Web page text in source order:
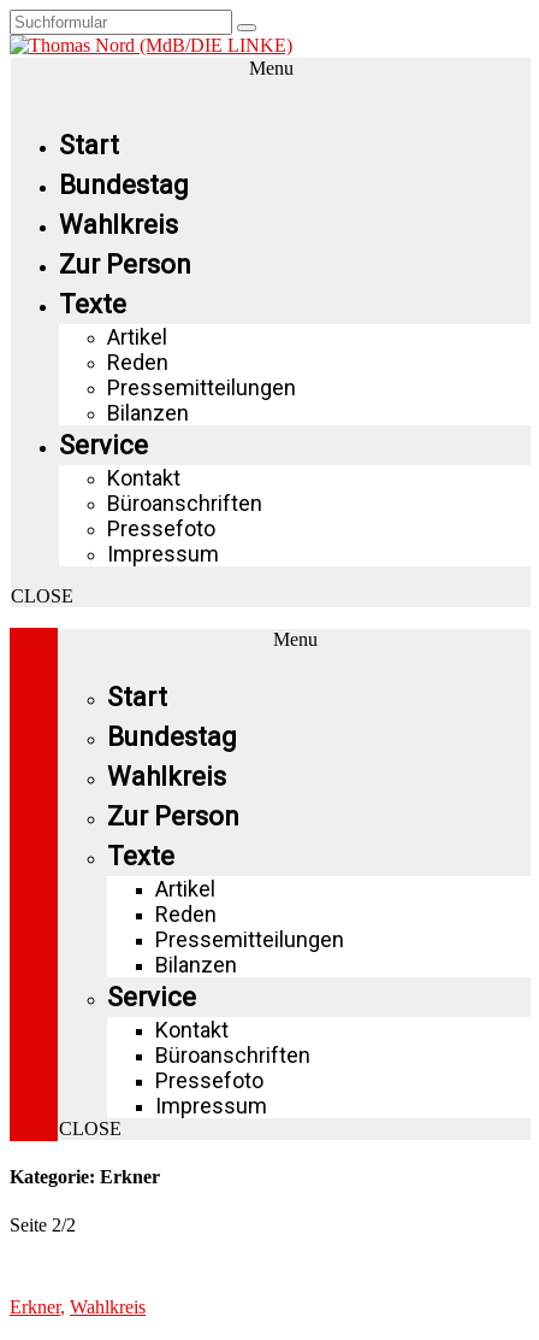
Menu
Start
Bundestag
Wahlkreis
Zur Person
Texte
Artikel
Reden
Pressemitteilungen
Bilanzen
Service
Kontakt
Büroanschriften
Pressefoto
Impressum
CLOSE
Menu
Start
Bundestag
Wahlkreis
Zur Person
Texte
Artikel
Reden
Pressemitteilungen
Bilanzen
Service
Kontakt
Büroanschriften
Pressefoto
Impressum
CLOSE
Kategorie: Erkner
Seite 2/2
Erkner, Wahlkreis